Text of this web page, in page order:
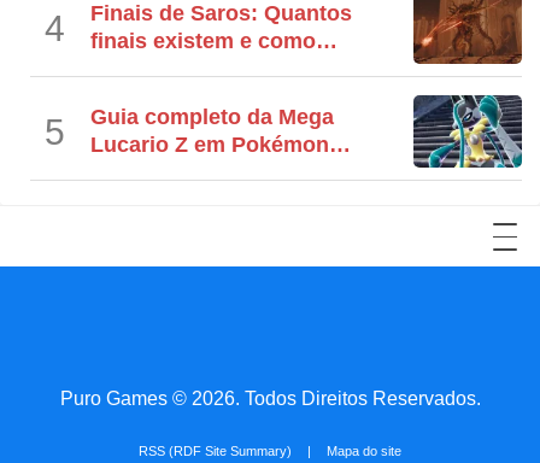
4
Finais de Saros: Quantos
finais existem e como
5
Guia completo da Mega
Lucario Z em Pokémon
Puro Games © 2026. Todos Direitos Reservados.
RSS (RDF Site Summary) | Mapa do site